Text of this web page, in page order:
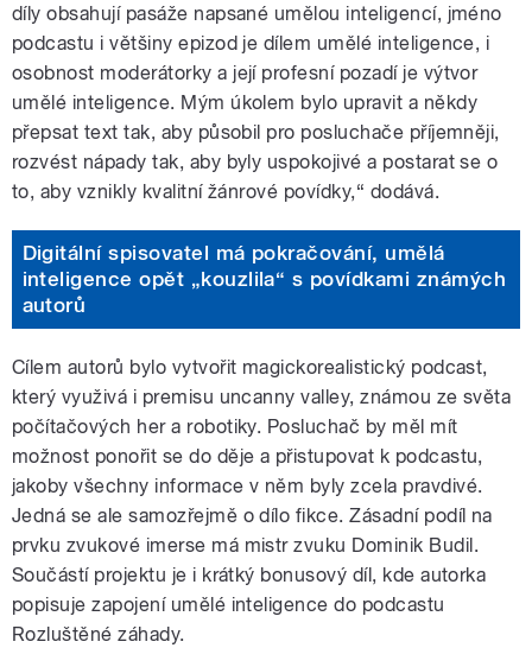
díly obsahují pasáže napsané umělou inteligencí, jméno
podcastu i většiny epizod je dílem umělé inteligence, i
osobnost moderátorky a její profesní pozadí je výtvor
umělé inteligence. Mým úkolem bylo upravit a někdy
přepsat text tak, aby působil pro posluchače příjemněji,
rozvést nápady tak, aby byly uspokojivé a postarat se o
to, aby vznikly kvalitní žánrové povídky,“ dodává.
Digitální spisovatel má pokračování, umělá
inteligence opět „kouzlila“ s povídkami známých
autorů
Cílem autorů bylo vytvořit magickorealistický podcast,
který využivá i premisu uncanny valley, známou ze světa
počítačových her a robotiky. Posluchač by měl mít
možnost ponořit se do děje a přistupovat k podcastu,
jakoby všechny informace v něm byly zcela pravdivé.
Jedná se ale samozřejmě o dílo fikce. Zásadní podíl na
prvku zvukové imerse má mistr zvuku Dominik Budil.
Součástí projektu je i krátký bonusový díl, kde autorka
popisuje zapojení umělé inteligence do podcastu
Rozluštěné záhady.